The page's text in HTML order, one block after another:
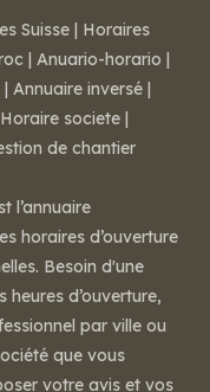
Suisse | Horaires
| Anuario-horario |
| Annuaire inversé |
Horaire societe |
de chantier
l’annuaire
horaires d’ouverture
Besoin d'une
d’ouverture,
par ville ou
que vous
votre avis et vos